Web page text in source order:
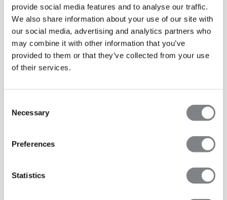
provide social media features and to analyse our traffic.
We also share information about your use of our site with
our social media, advertising and analytics partners who
may combine it with other information that you’ve
provided to them or that they’ve collected from your use
of their services.
Selection
Necessary
Preferences
Statistics